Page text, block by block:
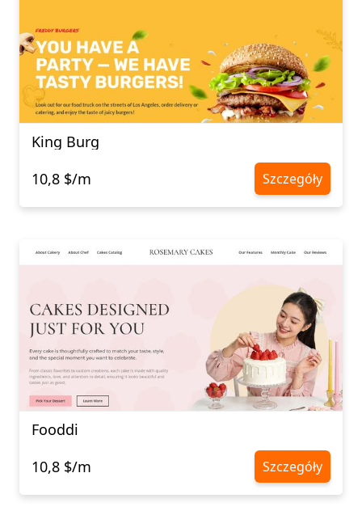
King Burg
10,8 $/m
Szczegóły
Fooddi
10,8 $/m
Szczegóły